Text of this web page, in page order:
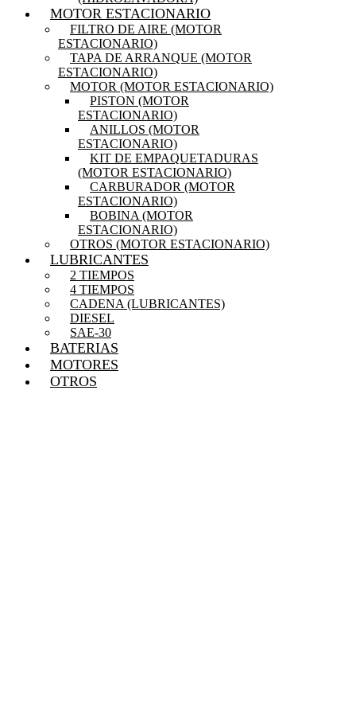
MOTOR ESTACIONARIO
FILTRO DE AIRE (MOTOR
ESTACIONARIO)
TAPA DE ARRANQUE (MOTOR
ESTACIONARIO)
MOTOR (MOTOR ESTACIONARIO)
PISTON (MOTOR
ESTACIONARIO)
ANILLOS (MOTOR
ESTACIONARIO)
KIT DE EMPAQUETADURAS
(MOTOR ESTACIONARIO)
CARBURADOR (MOTOR
ESTACIONARIO)
BOBINA (MOTOR
ESTACIONARIO)
OTROS (MOTOR ESTACIONARIO)
LUBRICANTES
2 TIEMPOS
4 TIEMPOS
CADENA (LUBRICANTES)
DIESEL
SAE-30
BATERIAS
MOTORES
OTROS